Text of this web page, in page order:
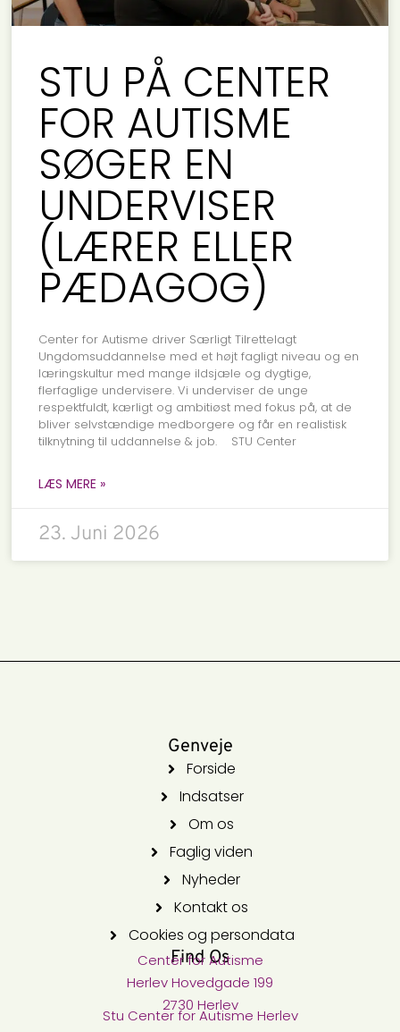
STU PÅ CENTER
FOR AUTISME
SØGER EN
UNDERVISER
(LÆRER ELLER
PÆDAGOG)
Center for Autisme driver Særligt Tilrettelagt
Ungdomsuddannelse med et højt fagligt niveau og en
læringskultur med mange ildsjæle og dygtige,
flerfaglige undervisere. Vi underviser de unge
respektfuldt, kærligt og ambitiøst med fokus på, at de
bliver selvstændige medborgere og får en realistisk
tilknytning til uddannelse & job. STU Center
LÆS MERE »
23. Juni 2026
Genveje
Forside
Indsatser
Om os
Faglig viden
Nyheder
Kontakt os
Cookies og persondata
Find Os
Center for Autisme​
Herlev Hovedgade 199
2730 Herlev
Stu Center for Autisme​ Herlev